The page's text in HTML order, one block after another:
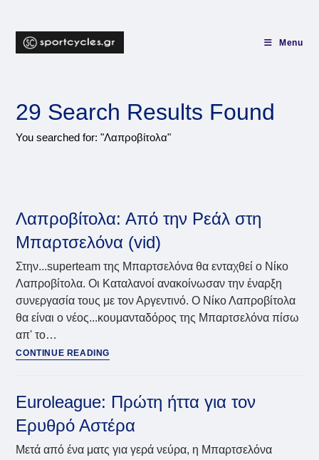
content
Menu
29 Search Results Found
You searched for: "Λαπροβίτολα"
Λαπροβίτολα: Από την Ρεάλ στη
Μπαρτσελόνα (vid)
Στην...superteam της Μπαρτσελόνα θα ενταχθεί ο Νίκο
Λαπροβίτολα. Οι Καταλανοί ανακοίνωσαν την έναρξη
συνεργασία τους με τον Αργεντινό. Ο Νίκο Λαπροβίτολα
θα είναι ο νέος...κουμανταδόρος της Μπαρτσελόνα πίσω
απ' το…
CONTINUE READING
Ρεάλ
στη
Μπαρτσελόνα
Euroleague: Πρώτη ήττα για τον
Ερυθρό Αστέρα
Μετά από ένα ματς για γερά νεύρα, η Μπαρτσελόνα